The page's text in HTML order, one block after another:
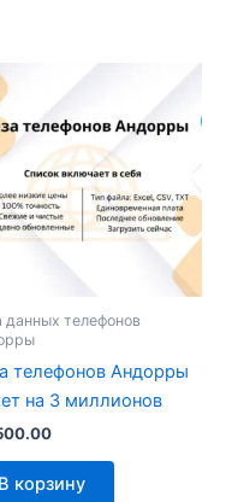
данных телефонов
телефонов Андорры
на 3 миллионов
В корзину